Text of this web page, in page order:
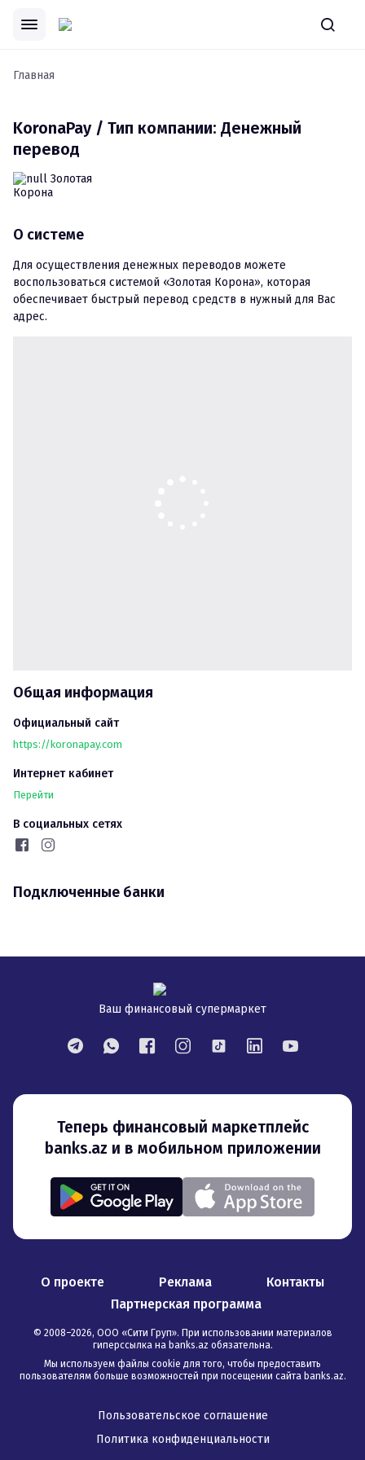
Главная
KoronaPay / Тип компании: Денежный
перевод
О системе
Для осуществления денежных переводов можете
воспользоваться системой «Золотая Корона», которая
обеспечивает быстрый перевод средств в нужный для Вас
адрес.
Общая информация
Официальный сайт
https://koronapay.com
Интернет кабинет
Перейти
В социальных сетях
Подключенные банки
Ваш финансовый супермаркет
Теперь финансовый маркетплейс
banks.az и в мобильном приложении
О проекте Реклама
Контакты
Партнерская программа
© 2008–2026, ООО «Сити Груп». При использовании материалов
гиперссылка на banks.az обязательна.
Мы используем файлы cookie для того, чтобы предоставить
пользователям больше возможностей при посещении сайта banks.az.
Пользовательское соглашение
Политика конфиденциальности